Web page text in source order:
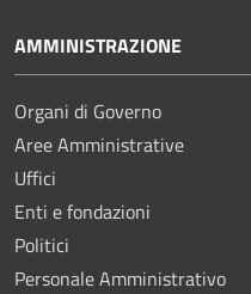
AMMINISTRAZIONE
Organi di Governo
Aree Amministrative
Uffici
Enti e fondazioni
Politici
Personale Amministrativo